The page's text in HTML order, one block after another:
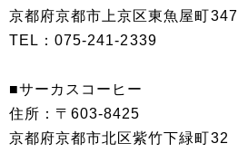
京都府京都市上京区東魚屋町347
TEL：075-241-2339
■サーカスコーヒー
住所：〒603-8425
京都府京都市北区紫竹下緑町32